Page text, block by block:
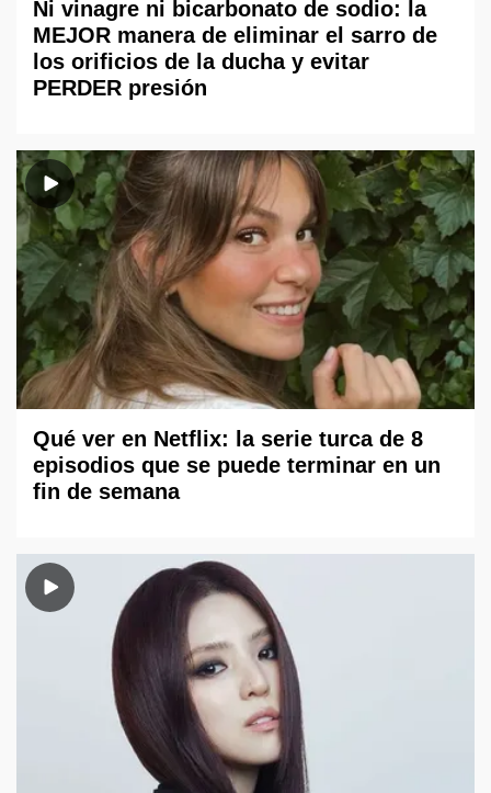
Ni vinagre ni bicarbonato de sodio: la
MEJOR manera de eliminar el sarro de
los orificios de la ducha y evitar
PERDER presión
Qué ver en Netflix: la serie turca de 8
episodios que se puede terminar en un
fin de semana